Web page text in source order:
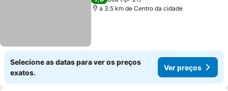
a 3.5 km de Centro da cidade
Selecione as datas para ver os preços
exatos.
Ver preços